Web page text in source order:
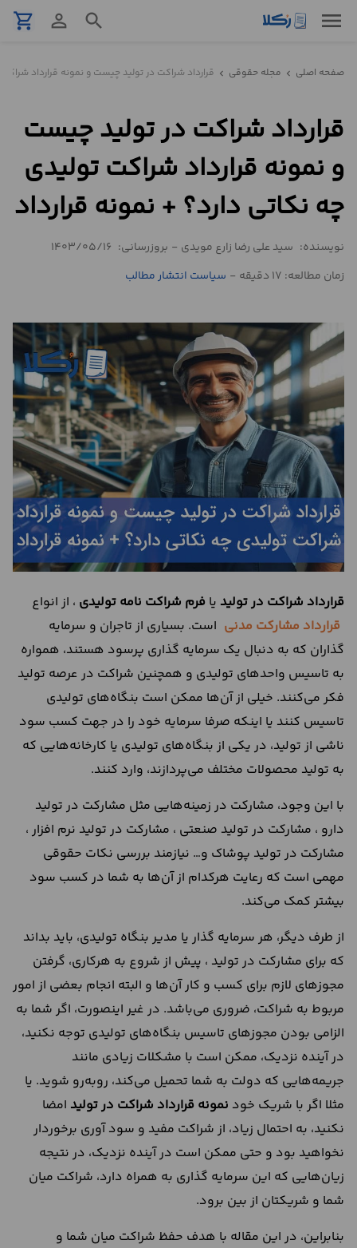
menu
search
person_outline
shopping_cart
نمونه
تنظیم
مشاوره
حقوقی
استعلام
محاسبه
آنلاین
درباره
ما
تماس
با
ما
صفحه اصلی chevron_left مجله حقوقی chevron_left قرارداد شراکت در تولید چیست و نمونه قرارداد
قرارداد شراکت در تولید چیست
و نمونه قرارداد شراکت تولیدی
چه نکاتی دارد؟ + نمونه قرارداد
نویسنده: سید علی رضا زارع مویدی - بروزرسانی: 1403/05/16
زمان مطالعه: 17 دقیقه
- سیاست انتشار مطالب
قرارداد شراکت در تولید یا فرم شراکت نامه تولیدی ، از انواع
قرارداد‌ مشارکت مدنی است. بسیاری از تاجران و سرمایه
گذاران که به دنبال یک سرمایه گذاری پر‌‌سود هستند، همواره
به تاسیس واحد‌های تولیدی و همچنین شراکت در عرصه تولید
فکر می‌کنند. خیلی از آن‌ها ممکن است بنگاه‌های تولیدی
تاسیس کنند یا اینکه صرفا سرمایه خود را در جهت کسب سود
ناشی از تولید، در یکی از بنگاه‌های تولیدی یا کارخانه‌هایی که
به تولید محصولات مختلف می‌پردازند، وارد کنند.
با این وجود، مشارکت در زمینه‌هایی مثل مشارکت در تولید
دارو ، مشارکت در تولید صنعتی ، مشارکت در تولید نرم افزار ،
مشارکت در تولید پوشاک و… نیازمند بررسی نکات حقوقی
مهمی است که رعایت هرکدام از آن‌ها به شما در کسب سود
بیشتر کمک می‌کند.
از طرف دیگر، هر سرمایه گذار یا مدیر بنگاه تولیدی، باید بداند
که برای مشارکت در تولید ، پیش از شروع به هرکاری، گرفتن
مجوز‌های لازم برای کسب و کار آن‌ها و البته انجام بعضی از امور
مربوط به شراکت، ضروری می‌باشد. در غیر اینصورت، اگر شما به
الزامی بودن مجوزهای تاسیس بنگاه‌های تولیدی توجه نکنید،
در آینده نزدیک، ممکن است با مشکلات زیادی مانند
جریمه‌هایی که دولت به شما تحمیل می‌کند، رو‌به‌رو شوید. یا
مثلا اگر با شریک خود نمونه قرارداد شراکت در تولید امضا
نکنید، به احتمال زیاد، از شراکت مفید و سود آوری برخوردار
نخواهید بود و حتی ممکن است در آینده نزدیک، در نتیجه
زیان‌هایی که این سرمایه گذاری به همراه دارد، شراکت میان
شما و شریکتان از بین برود.
بنابراین، در این مقاله با هدف حفظ شراکت میان شما‌ و